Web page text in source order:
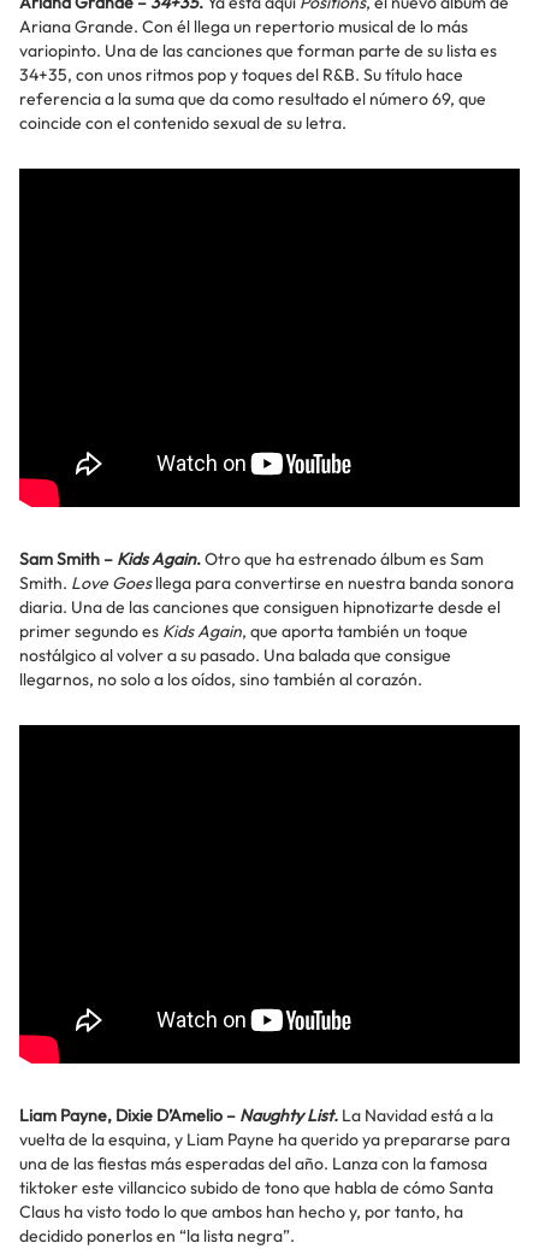
Ariana Grande. Con él llega un repertorio musical de lo más
variopinto. Una de las canciones que forman parte de su lista es
34+35, con unos ritmos pop y toques del R&B. Su título hace
referencia a la suma que da como resultado el número 69, que
coincide con el contenido sexual de su letra.
Sam Smith – Kids Again.Otro que ha estrenado álbum es Sam
Smith. Love Goesllega para convertirse en nuestra banda sonora
diaria. Una de las canciones que consiguen hipnotizarte desde el
primer segundo es Kids Again, que aporta también un toque
nostálgico al volver a su pasado. Una balada que consigue
llegarnos, no solo a los oídos, sino también al corazón.
Liam Payne, Dixie D’Amelio – Naughty List. La Navidad está a la
vuelta de la esquina, y Liam Payne ha querido ya prepararse para
una de las fiestas más esperadas del año. Lanza con la famosa
tiktoker este villancico subido de tono que habla de cómo Santa
Claus ha visto todo lo que ambos han hecho y, por tanto, ha
decidido ponerlos en “la lista negra”.